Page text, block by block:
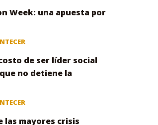
Week: una apuesta por
de ser líder social
no detiene la
las mayores crisis